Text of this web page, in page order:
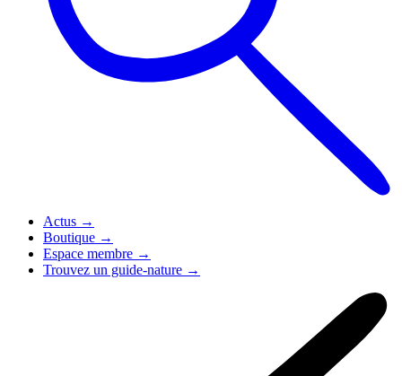
Actus →
Boutique →
Espace membre →
Trouvez un guide-nature →